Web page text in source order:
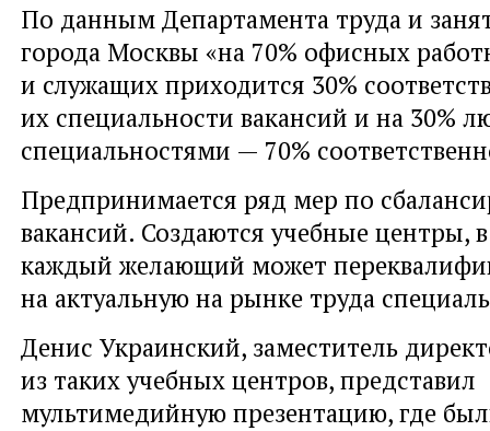
По данным Департамента труда и
города Москвы «на 70% офисных
и служащих приходится 30%
их специальности вакансий и на 30%
специальностями — 70%
Предпринимается ряд мер по
вакансий. Создаются учебные центры,
каждый желающий может
на актуальную на рынке труда
Денис Украинский, заместитель
из таких учебных центров, представил
мультимедийную презентацию, где